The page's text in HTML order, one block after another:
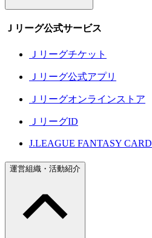
Ｊリーグ公式サービス
Ｊリーグチケット
Ｊリーグ公式アプリ
Ｊリーグオンラインストア
ＪリーグID
J.LEAGUE FANTASY CARD
運営組織・活動紹介